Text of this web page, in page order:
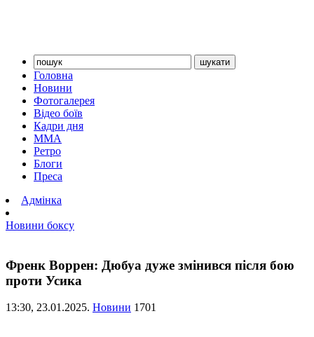
Головна
Новини
Фотогалерея
Відео боїв
Кадри дня
ММА
Ретро
Блоги
Преса
Адмінка
Новини боксу
Френк Воррен: Дюбуа дуже змінився після бою
проти Усика
13:30, 23.01.2025. Новини 1701